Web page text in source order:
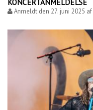
Anmeldt den 27. juni 2025 af